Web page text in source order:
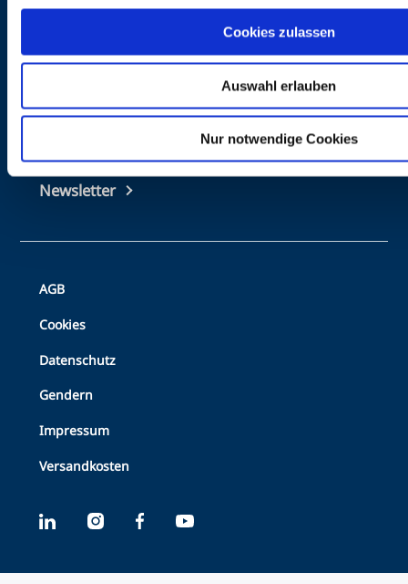
Cookies zulassen
Auswahl erlauben
Nur notwendige Cookies
TopKontakt
Newsletter
Bottom
Footer
AGB
Cookies
Datenschutz
Gendern
Impressum
Versandkosten